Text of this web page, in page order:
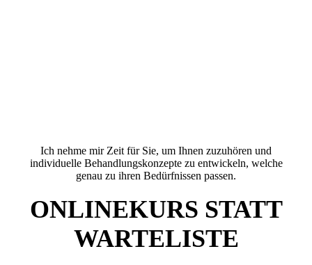
Ich nehme mir Zeit für Sie, um Ihnen zuzuhören und
individuelle Behandlungskonzepte zu entwickeln, welche
genau zu ihren Bedürfnissen passen.
ONLINEKURS STATT
WARTELISTE